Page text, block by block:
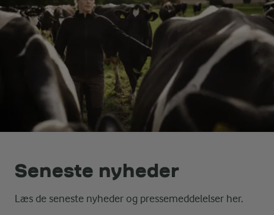
Seneste nyheder
Læs de seneste nyheder og pressemeddelelser her.